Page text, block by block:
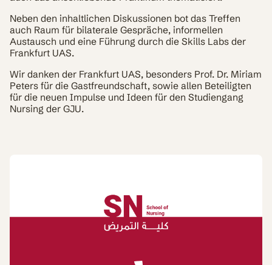
Neben den inhaltlichen Diskussionen bot das Treffen
auch Raum für bilaterale Gespräche, informellen
Austausch und eine Führung durch die Skills Labs der
Frankfurt UAS.
Wir danken der Frankfurt UAS, besonders Prof. Dr. Miriam
Peters für die Gastfreundschaft, sowie allen Beteiligten
für die neuen Impulse und Ideen für den Studiengang
Nursing der GJU.